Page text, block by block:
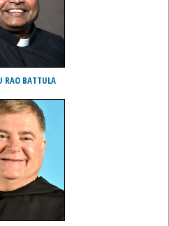
RAO BATTULA